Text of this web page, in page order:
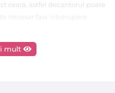
ceara, astfel decantorul poate
necesar fara intrerupere.
ventilatie pentru a evita
aparatului.
mult